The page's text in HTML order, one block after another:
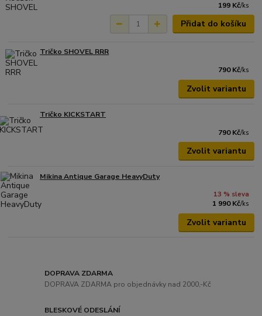
199 Kč/ks
Přidat do košíku
Tričko SHOVEL RRR
790 Kč/ks
Zvolit variantu
Tričko KICKSTART
790 Kč/ks
Zvolit variantu
Mikina Antique Garage HeavyDuty
13 % sleva
1 990 Kč/ks
Zvolit variantu
DOPRAVA ZDARMA
DOPRAVA ZDARMA pro objednávky nad 2000,-Kč
BLESKOVÉ ODESLÁNÍ